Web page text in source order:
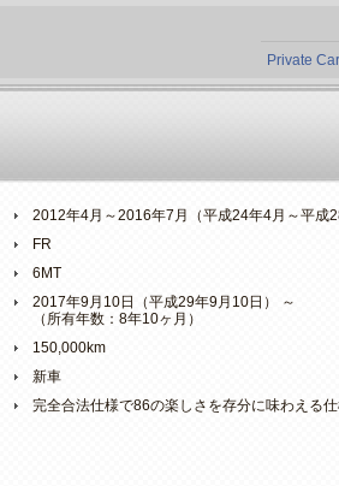
Private
2012年4月～2016年7月（平成24年4月～平成
FR
6MT
2017年9月10日（平成29年9月10日） ～
（所有年数：8年10ヶ月）
150,000km
新車
完全合法仕様で86の楽しさを存分に味わえる